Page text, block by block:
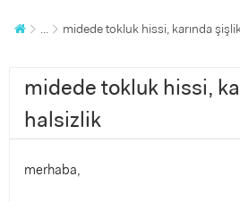
... midede tokluk hissi, karında
midede tokluk hissi,
halsizlik
merhaba,